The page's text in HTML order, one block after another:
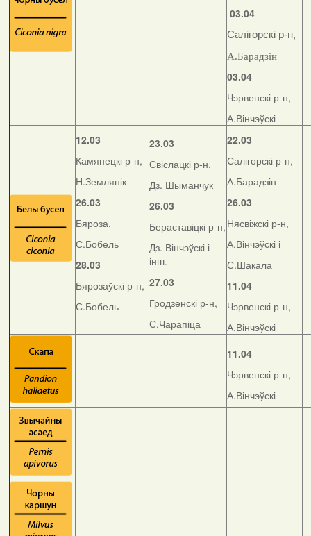
03.04
Салігорскі р-н,
А.Барадзін
03.04
Чэрвенскі р-н,
А.Вінчэўскі
12.03
Камянецкі р-н,
Н.Землянік
26.03
Бяроза,
С.Бобель
28.03
Бярозаўскі р-н,
С.Бобель
23.03
Свіслацкі р-н,
Дз. Шыманчук
26.03
Бераставіцкі р-н,
Дз. Вінчэўскі і
інш.
27.03
Гродзенскі р-н,
С.Чарапіца
22.03
Салігорскі р-н,
А.Барадзін
26.03
Нясвіжскі р-н,
А.Вінчэўскі і
С.Шакала
11.04
Чэрвенскі р-н,
А.Вінчэўскі
11.04
Чэрвенскі р-н,
А.Вінчэўскі